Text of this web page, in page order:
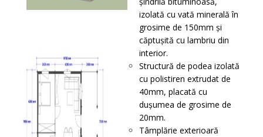
izolată cu vată minerală în
grosime de 150mm și
căptușită cu lambriu din
interior.
Structură de podea izolată
cu polistiren extrudat de
40mm, placată cu
dușumea de grosime de
20mm.
Tâmplărie exterioară